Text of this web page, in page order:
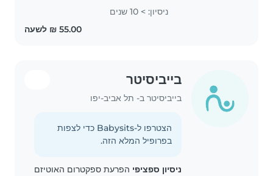
ניסיון: > 10 שנים
בייביסיטר
בייביסיטר ב- תל אביב-יפו
הצטרפו ל-Babysits כדי לצפות
בפרופיל המלא הזה.
ניסיון ספציפי הפרעת ספקטרום האוטיזם